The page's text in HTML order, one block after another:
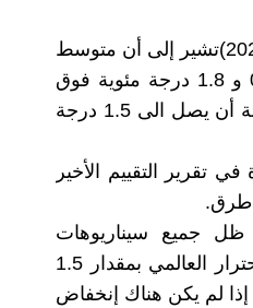
التوقعات قصيرة الأجل للسنوات الخمس المقبلة (2021-2025)تشير إلى أن متوسط
درجة الحرارة عالمياً سيكون محتملاً وبشكل كبير بين 0.9 و 1.8 درجة مئوية فوق
مستويات ما قبل الفترةالصناعية، ومع إحتمال 40 في المائة أن يصل الى 1.5 درجة
تقرير التقييم الأخير
طرق.
جميع سيناريوهات
الانبعاثات حتى منتصف القرن على الأقل. سيتم تجاوز الاحترار العالمي بمقدار 1.5
إذا لم يكن هناك إنخفاض